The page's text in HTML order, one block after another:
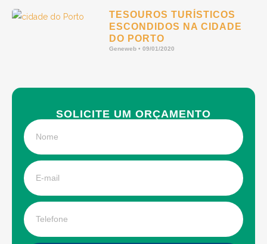
TESOUROS TURÍSTICOS
ESCONDIDOS NA CIDADE
DO PORTO
Geneweb 09/01/2020
SOLICITE UM ORÇAMENTO